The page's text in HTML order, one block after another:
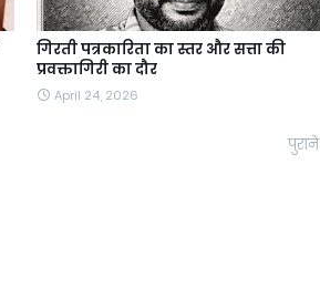
गिरती पत्रकारिता का स्तर और सत्ता की
प्रवक्तागिरी का दौर
April 24, 2026
पुराने